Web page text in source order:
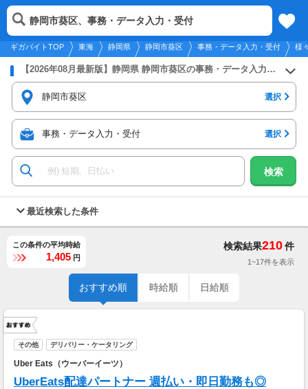
2026年8月9日更新
東海
メニュー
ギガバイトTOP 東海 静岡県 静岡市葵区 事務・データ入力・受付 様
静岡市葵区、事務・データ入力・受付
【2026年08月最新版】静岡県 静岡市葵区の事務・データ入力・受付のバイト・アルバイト・パートの求人募集情報
静岡市葵区 選択
事務・データ入力・受付 選択
検索
最近検索した条件
この条件の平均時給
1,405 円
検索結果210件
1~17件を表示
おすすめ順 時給順 日給順
その他 デリバリー・ケータリング
Uber Eats（ウーバーイーツ）
UberEats配達パートナー 週払い・即日勤務も◎